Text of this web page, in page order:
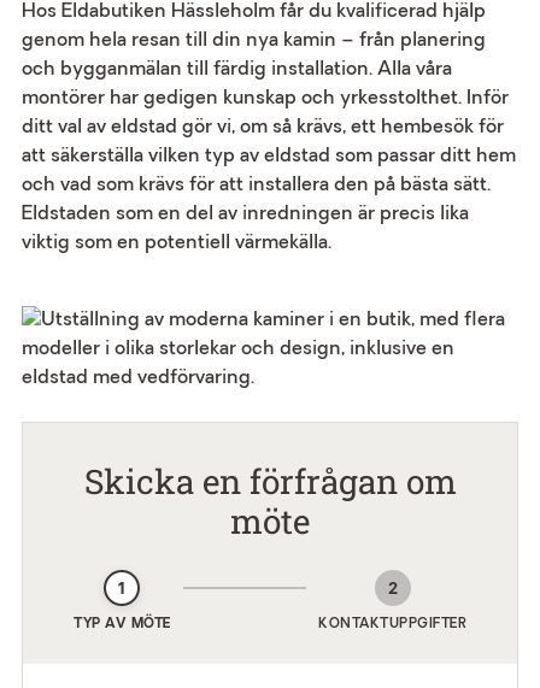
Hos Eldabutiken Hässleholm får du kvalificerad hjälp
genom hela resan till din nya kamin – från planering
och bygganmälan till färdig installation. Alla våra
montörer har gedigen kunskap och yrkesstolthet. Inför
ditt val av eldstad gör vi, om så krävs, ett hembesök för
att säkerställa vilken typ av eldstad som passar ditt hem
och vad som krävs för att installera den på bästa sätt.
Eldstaden som en del av inredningen är precis lika
viktig som en potentiell värmekälla.
Skicka en förfrågan om
möte
1
TYP AV MÖTE
2
KONTAKTUPPGIFTER